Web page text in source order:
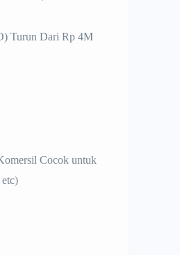
Turun Dari Rp 4M
Cocok untuk